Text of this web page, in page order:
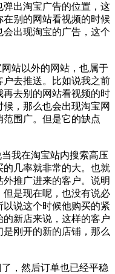
出淘宝广告的位置，这
别的网站看视频的时候
出现淘宝的广告，这个
站以外的网站，也属于
去推送。比如说我之前
去别的网站看视频的时
，那么也会出现淘宝网
围广。但是它的缺点
我在淘宝站内搜索高压
几率就非常的大。也就
推广进来的客户。说明
是现在呢，也没有说必
说这个时候他购买的紧
新店来说，这样的客户
刚开的新的店铺，那么
，然后订单也已经平稳